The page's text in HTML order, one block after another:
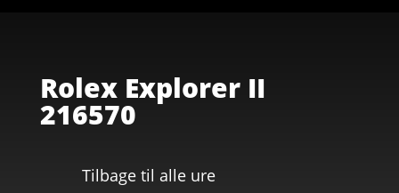
Rolex Explorer II
216570
Tilbage til alle ure